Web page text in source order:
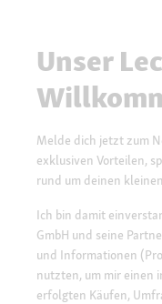
Unser
Melde dich jetzt zum
exklusiven Vorteilen,
rund um deinen
Ich bin damit
GmbH und seine
und Informationen
nutzten, um mir einen
erfolgten Käufen,